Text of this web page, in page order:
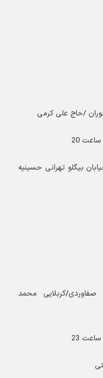
/حاج علی کرمی
بیگلو تهرانی حسینیه
کربلایی محمد